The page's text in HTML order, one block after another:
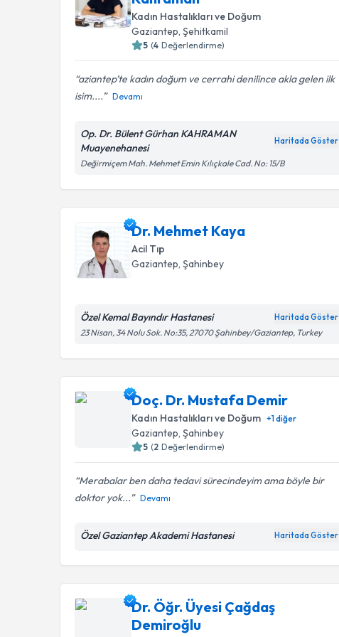
Kadın Hastalıkları ve Doğum
Gaziantep, Şehitkamil
5 (4 Değerlendirme)
aziantep’te kadın doğum ve cerrahi denilince akla gelen ilk
isim....
Devamı
Op. Dr. Bülent Gürhan KAHRAMAN
Muayenehanesi
Haritada Göster
Değirmiçem Mah. Mehmet Emin Kılıçkale Cad. No: 15/B
Dr. Mehmet Kaya
Acil Tıp
Gaziantep, Şahinbey
Özel Kemal Bayındır Hastanesi Haritada Göster
23 Nisan, 34 Nolu Sok. No:35, 27070 Şahinbey/Gaziantep, Turkey
Doç. Dr. Mustafa Demir
Kadın Hastalıkları ve Doğum +1diğer
Gaziantep, Şahinbey
5 (2 Değerlendirme)
Merabalar ben daha tedavi sürecindeyim ama böyle bir
doktor yok...
Devamı
Özel Gaziantep Akademi Hastanesi Haritada Göster
Dr. Öğr. Üyesi Çağdaş
Demiroğlu